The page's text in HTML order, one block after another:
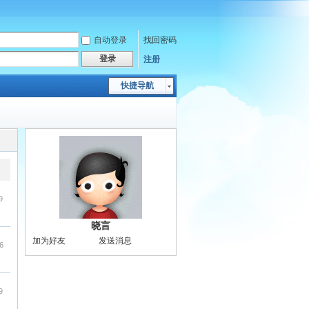
自动登录
找回密码
登录 注册
快捷导航
晓言
加为好友 发送消息